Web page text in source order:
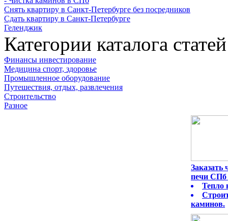
Снять квартиру в Санкт-Петербурге без посредников
Сдать квартиру в Санкт-Петербурге
Геленджик
Категории каталога статей
Финансы инвестирование
Медицина спорт, здоровье
Промышленное оборудование
Путешествия, отдых, развлечения
Строительство
Разное
Заказать
печи СПб
Тепло
каминов.